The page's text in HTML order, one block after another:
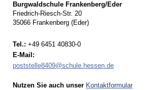
Burgwaldschule Frankenberg/Eder
Friedrich-Riesch-Str. 20
35066 Frankenberg (Eder)
Tel.: +49 6451 40830-0
E-Mail:
poststelle8409@schule.hessen.de
Nutzen Sie auch unser Kontaktformular